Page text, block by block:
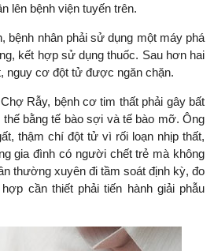
lên bệnh viện tuyến trên.
bệnh nhân phải sử dụng một máy phá
kết hợp sử dụng thuốc. Sau hơn hai
nguy cơ đột tử được ngăn chặn.
Rẫy, bệnh cơ tim thất phải gây bất
bằng tế bào sợi và tế bào mỡ. Ông
thậm chí đột tử vì rối loạn nhịp thất,
gia đình có người chết trẻ mà không
thường xuyên đi tầm soát định kỳ, đo
cần thiết phải tiến hành giải phẫu
Việc sử dụng hiệu quả chính
sách tài khóa không chỉ
nghĩa hỗ trợ ngắn hạn mà
đóng vai trò tạo nền tảng cho